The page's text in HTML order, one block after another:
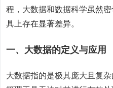
程，大数据和数据科学虽然
具上存在显著差异。
一、大数据的定义与应用
大数据指的是极其庞大且复